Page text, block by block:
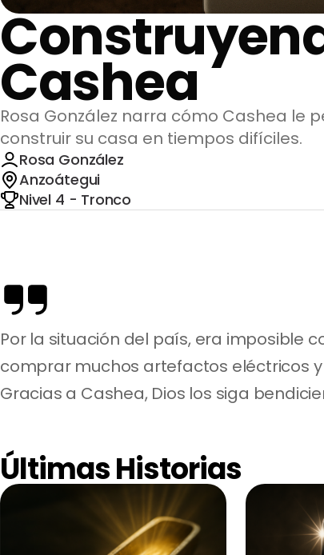
Cashea
Rosa González narra cómo Cashea
construir su casa en tiempos difíciles.
Rosa González
Anzoátegui
Nivel 4 - Tronco
Por la situación del país, era imposible
comprar muchos artefactos eléctricos
Gracias a Cashea, Dios los siga
Últimas Historias